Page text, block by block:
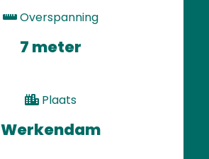
Overspanning
7 meter
Plaats
Werkendam